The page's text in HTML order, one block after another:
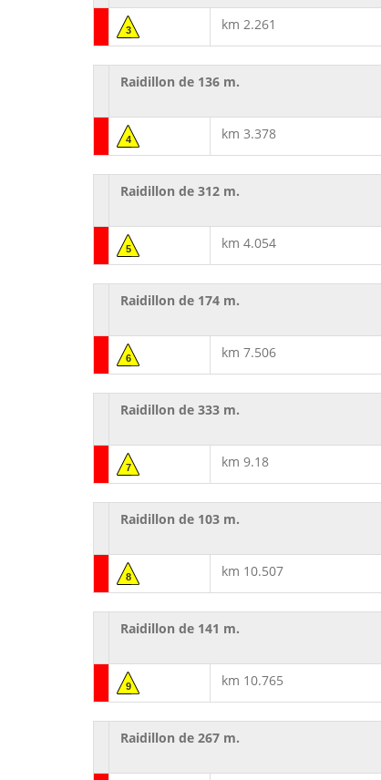
3 km 2.261
Raidillon de 136 m.
4 km 3.378
Raidillon de 312 m.
5 km 4.054
Raidillon de 174 m.
6 km 7.506
Raidillon de 333 m.
7 km 9.18
Raidillon de 103 m.
8 km 10.507
Raidillon de 141 m.
9 km 10.765
Raidillon de 267 m.